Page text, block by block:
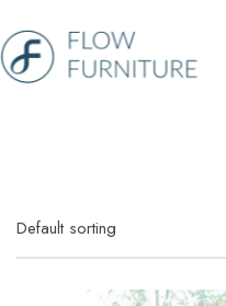
Default sorting